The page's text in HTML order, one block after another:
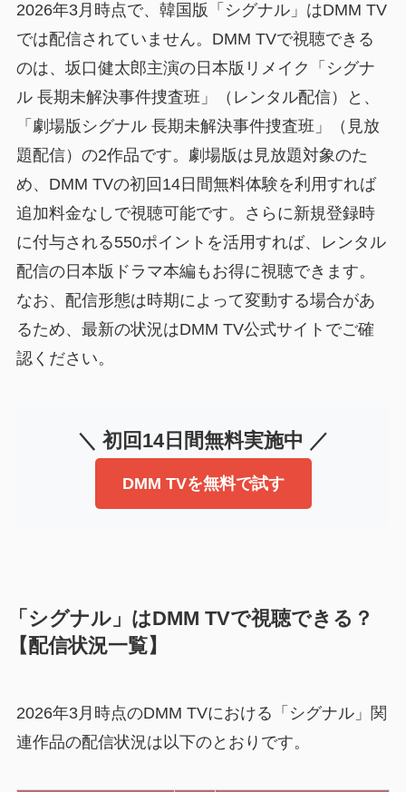
2026年3月時点で、韓国版「シグナル」はDMM TV
では配信されていません。DMM TVで視聴できる
のは、坂口健太郎主演の日本版リメイク「シグナ
ル 長期未解決事件捜査班」（レンタル配信）と、
「劇場版シグナル 長期未解決事件捜査班」（見放
題配信）の2作品です。劇場版は見放題対象のた
め、DMM TVの初回14日間無料体験を利用すれば
追加料金なしで視聴可能です。さらに新規登録時
に付与される550ポイントを活用すれば、レンタル
配信の日本版ドラマ本編もお得に視聴できます。
なお、配信形態は時期によって変動する場合があ
るため、最新の状況はDMM TV公式サイトでご確
認ください。
＼ 初回14日間無料実施中 ／
DMM TVを無料で試す
「シグナル」はDMM TVで視聴できる？
【配信状況一覧】
2026年3月時点のDMM TVにおける「シグナル」関
連作品の配信状況は以下のとおりです。